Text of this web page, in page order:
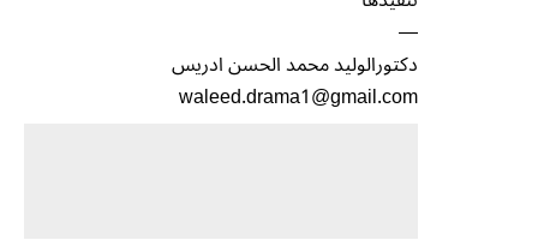
—
دكتورالوليد محمد الحسن ادريس
waleed.drama1@gmail.com